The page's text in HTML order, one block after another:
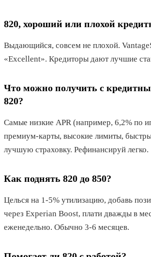
820, хороший или плохой
Выдающийся, совсем не плохой.
«Excellent». Кредиторы дают лучшие
Что можно получить с
820?
Самые низкие APR (например, 6,2% по
премиум-карты, высокие лимиты,
лучшую страховку. Рефинансируй легко.
Как поднять 820 до 850?
Целься на 1-5% утилизацию, добавь
через Experian Boost, плати дважды в
еженедельно. Обычно 3-6 месяцев.